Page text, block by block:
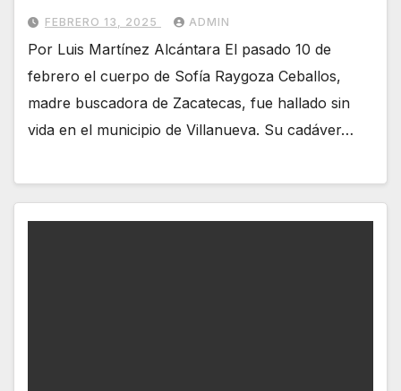
FEBRERO 13, 2025 ADMIN
Por Luis Martínez Alcántara El pasado 10 de
febrero el cuerpo de Sofía Raygoza Ceballos,
madre buscadora de Zacatecas, fue hallado sin
vida en el municipio de Villanueva. Su cadáver…